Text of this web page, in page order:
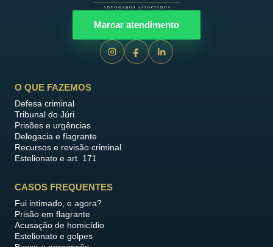
Marcar atendimento
O QUE FAZEMOS
Defesa criminal
Tribunal do Júri
Prisões e urgências
Delegacia e flagrante
Recursos e revisão criminal
Estelionato e art. 171
CASOS FREQUENTES
Fui intimado, e agora?
Prisão em flagrante
Acusação de homicídio
Estelionato e golpes